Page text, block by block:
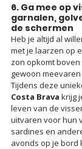
6. Ga mee op
garnalen,
de schermen
Heb je altijd al
met je laarzen op
zon opkomt boven
gewoon
Tijdens deze
Costa Brava krijg
leven van de
uitvaren voor hun
sardines en
avonds op je bord